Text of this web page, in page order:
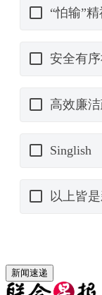
新闻速递